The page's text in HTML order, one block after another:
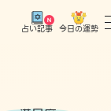
占い記事 今日の運勢